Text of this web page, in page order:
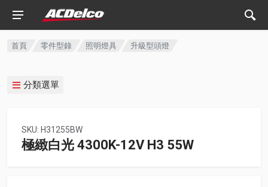
首頁 零件型錄 照明燈具 升級型頭燈
分類選單
SKU: H31255BW
極緻白光 4300K-12V H3 55W